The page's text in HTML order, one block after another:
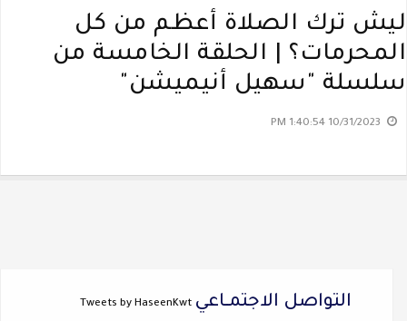
ليش ترك الصلاة أعظم من كل
المحرمات؟ | الحلقة الخامسة من
سلسلة "سهيل أنيميشن"
10/31/2023 1:40:54 PM
التواصل الاجتمــاعي Tweets by HaseenKwt